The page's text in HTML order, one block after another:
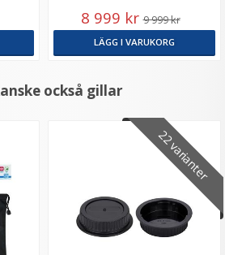
8 999 kr 9 999 kr
LÄGG I VARUKORG
också gillar
22 varianter